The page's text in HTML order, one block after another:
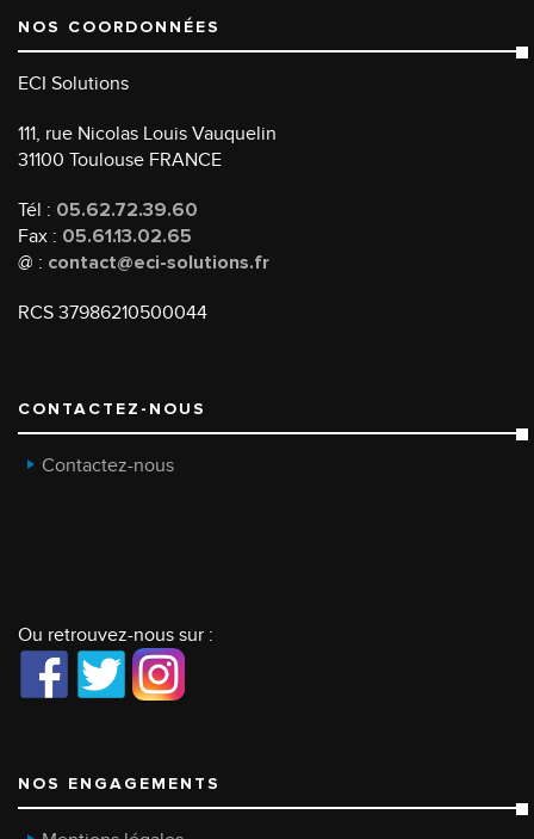
NOS COORDONNÉES
ECI Solutions
111, rue Nicolas Louis Vauquelin
31100 Toulouse FRANCE
Tél : 05.62.72.39.60
Fax : 05.61.13.02.65
@ : contact@eci-solutions.fr
RCS 37986210500044
CONTACTEZ-NOUS
Contactez-nous
Ou retrouvez-nous sur :
NOS ENGAGEMENTS